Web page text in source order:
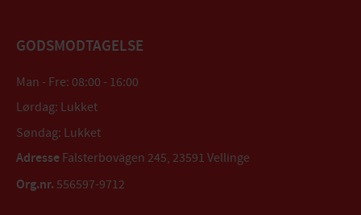
GODSMODTAGELSE
Man - Fre: 08:00 - 16:00
Lørdag: Lukket
Søndag: Lukket
Adresse Falsterbovägen 245, 23591 Vellinge
Org.nr. 556597-9712